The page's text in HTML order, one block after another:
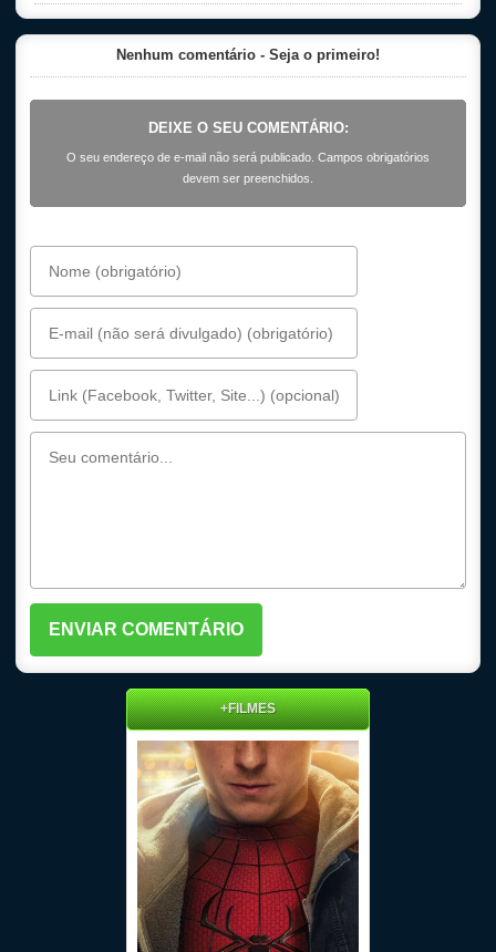
Nenhum comentário - Seja o primeiro!
DEIXE O SEU COMENTÁRIO:
O seu endereço de e-mail não será publicado. Campos obrigatórios
devem ser preenchidos.
+FILMES